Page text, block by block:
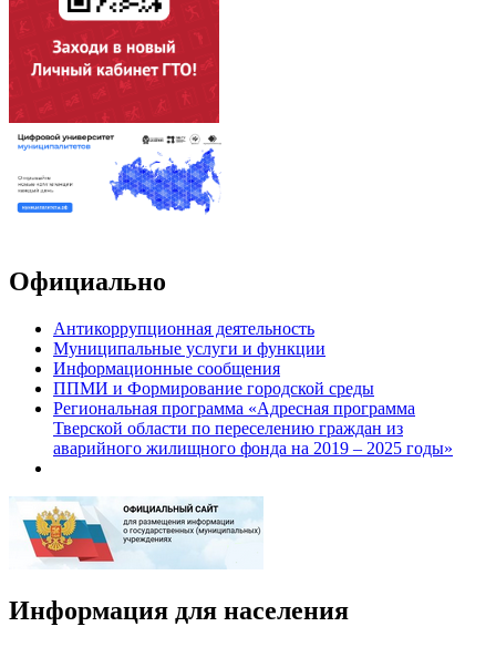
Официально
Антикоррупционная деятельность
Муниципальные услуги и функции
Информационные сообщения
ППМИ и Формирование городской среды
Региональная программа «Адресная программа
Тверской области по переселению граждан из
аварийного жилищного фонда на 2019 – 2025 годы»
Информация для населения